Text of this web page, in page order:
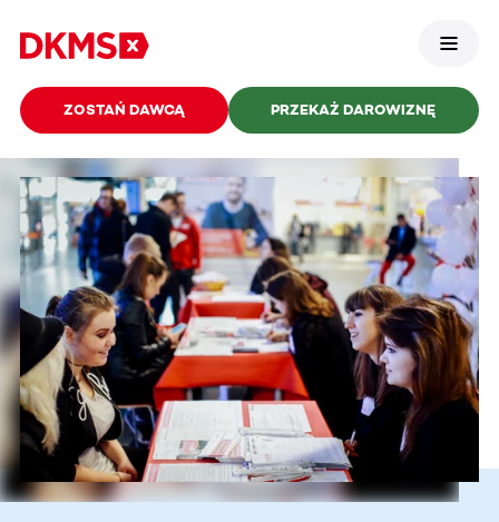
ZOSTAŃ DAWCĄ PRZEKAŻ DAROWIZNĘ